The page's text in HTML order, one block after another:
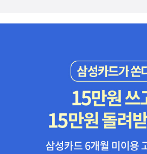
‘칸’을 단위로 하는데, 몇 개의 칸이 병렬로
지었다. 즉, 중요한 건물이 모두 정원 안에 자
수 없다. 더욱 중요한 건물일수록 겹겹의 정
어, 사람들이 정원을 차례대로 걸어 들어가
도달하기는 어려운 기대 심리를 갖게 만든다
이 마지막에 눈앞에서 펼쳐졌을 때 감동과
의 도로 시스템을 기반으로 완벽한 계획에